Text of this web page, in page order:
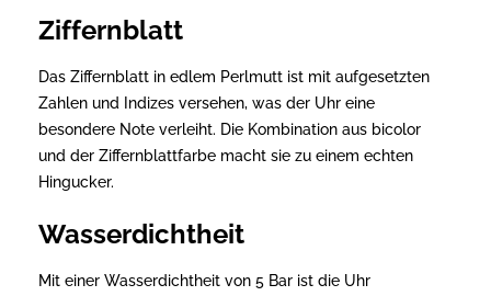
Ziffernblatt
Das Ziffernblatt in edlem Perlmutt ist mit aufgesetzten
Zahlen und Indizes versehen, was der Uhr eine
besondere Note verleiht. Die Kombination aus bicolor
und der Ziffernblattfarbe macht sie zu einem echten
Hingucker.
Wasserdichtheit
Mit einer Wasserdichtheit von 5 Bar ist die Uhr